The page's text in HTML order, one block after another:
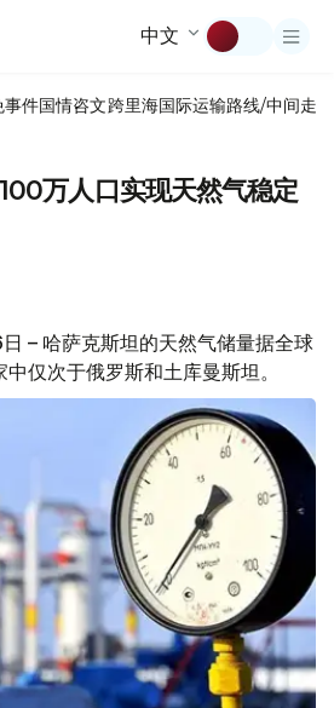
中文
事件国情咨文跨里海国际运输路线/中间走廊
万人口实现天然气稳定
– 哈萨克斯坦的天然气储量据全球
仅次于俄罗斯和土库曼斯坦。